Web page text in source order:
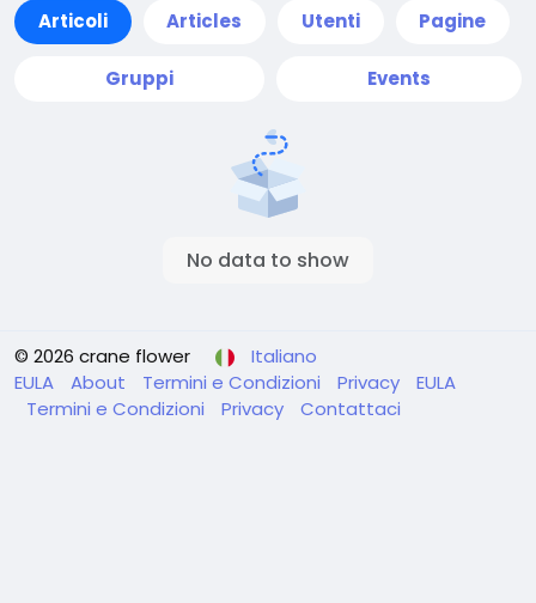
Articoli Articles Utenti Pagine
Gruppi Events
No data to show
© 2026 crane flower
Italiano
EULA
About Termini e Condizioni Privacy
EULA
Termini e Condizioni
Privacy Contattaci